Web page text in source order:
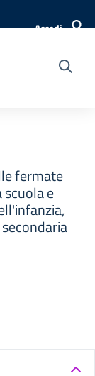
Accedi
fermate
e